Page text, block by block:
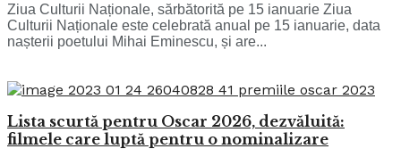
Ziua Culturii Naționale, sărbătorită pe 15 ianuarie Ziua
Culturii Naționale este celebrată anual pe 15 ianuarie, data
nașterii poetului Mihai Eminescu, și are...
Lista scurtă pentru Oscar 2026, dezvăluită:
filmele care luptă pentru o nominalizare